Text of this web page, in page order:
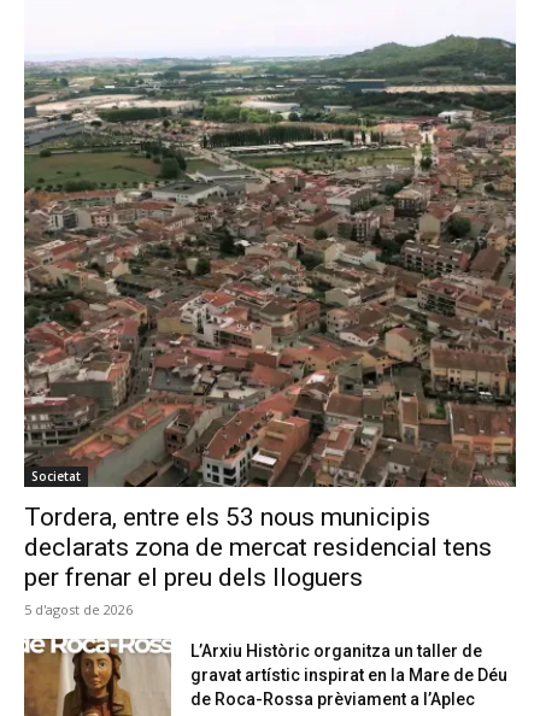
Societat
Tordera, entre els 53 nous municipis
declarats zona de mercat residencial tens
per frenar el preu dels lloguers
5 d'agost de 2026
L’Arxiu Històric organitza un taller de
gravat artístic inspirat en la Mare de Déu
de Roca-Rossa prèviament a l’Aplec